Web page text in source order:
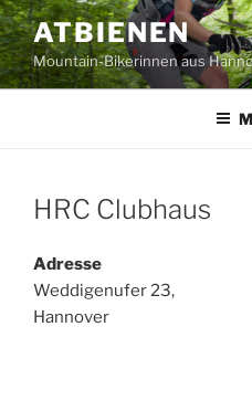
Zum
Inhalt
springen
ATBIENEN
Mountain-Bikerinnen aus
HRC Clubhaus
Adresse
Weddigenufer 23,
Hannover